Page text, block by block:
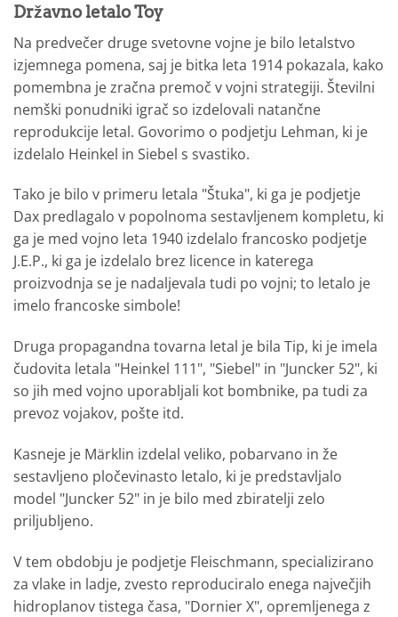
Državno letalo Toy
Na predvečer druge svetovne vojne je bilo letalstvo
izjemnega pomena, saj je bitka leta 1914 pokazala, kako
pomembna je zračna premoč v vojni strategiji. Številni
nemški ponudniki igrač so izdelovali natančne
reprodukcije letal. Govorimo o podjetju Lehman, ki je
izdelalo Heinkel in Siebel s svastiko.
Tako je bilo v primeru letala "Štuka", ki ga je podjetje
Dax predlagalo v popolnoma sestavljenem kompletu, ki
ga je med vojno leta 1940 izdelalo francosko podjetje
J.E.P., ki ga je izdelalo brez licence in katerega
proizvodnja se je nadaljevala tudi po vojni; to letalo je
imelo francoske simbole!
Druga propagandna tovarna letal je bila Tip, ki je imela
čudovita letala "Heinkel 111", "Siebel" in "Juncker 52", ki
so jih med vojno uporabljali kot bombnike, pa tudi za
prevoz vojakov, pošte itd.
Kasneje je Märklin izdelal veliko, pobarvano in že
sestavljeno pločevinasto letalo, ki je predstavljalo
model "Juncker 52" in je bilo med zbiratelji zelo
priljubljeno.
V tem obdobju je podjetje Fleischmann, specializirano
za vlake in ladje, zvesto reproduciralo enega največjih
hidroplanov tistega časa, "Dornier X", opremljenega z